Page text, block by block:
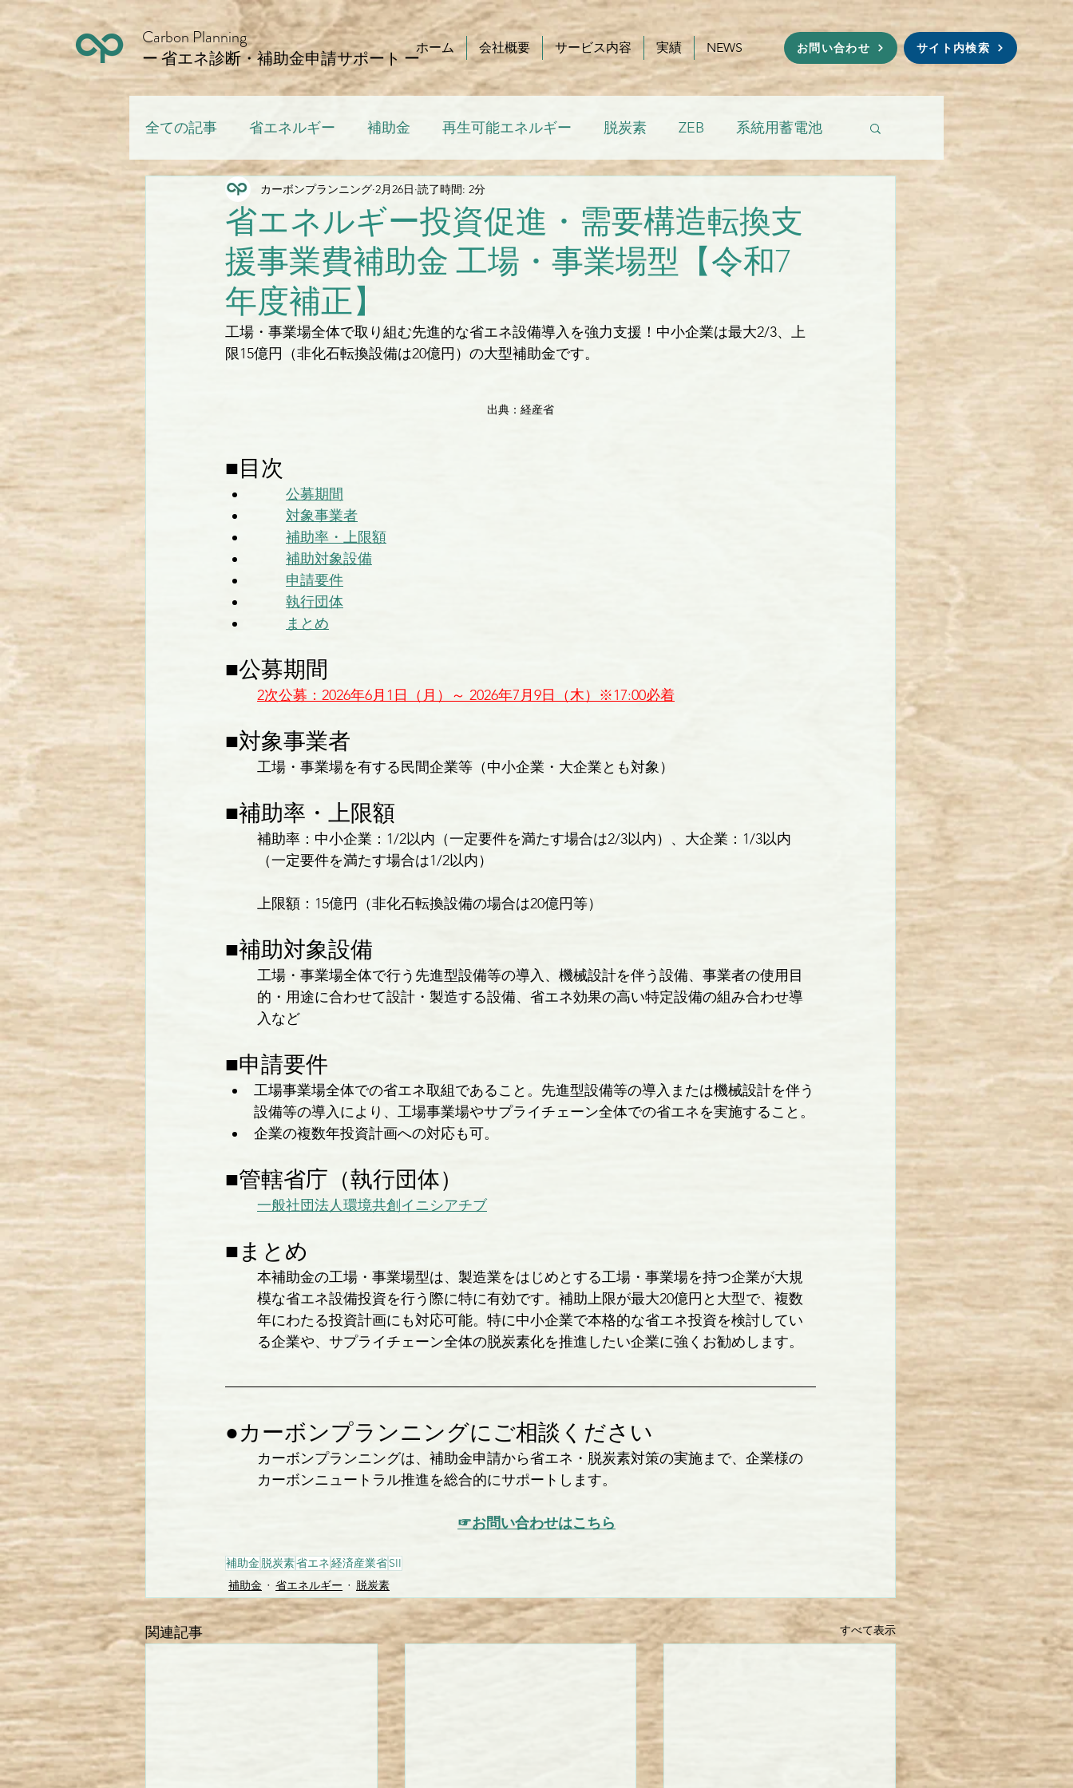
Carbon Planning
ー 省エネ診断・補助金申請サポート ーホーム 会社概要 サービス内容 実績 NEWS お問い合わせ サイト内検索
全ての記事 省エネルギー 補助金 再生可能エネルギー 脱炭素 ZEB 系統用蓄電池
省エネルギー投資促進・需要構造転換支
援事業費補助金 工場・事業場型【令和7
年度補正】
カーボンプランニング 2月26日 読了時間: 2分
工場・事業場全体で取り組む先進的な省エネ設備導入を強力支援！中小企業は最大2/3、上
限15億円（非化石転換設備は20億円）の大型補助金です。
出典：経産省
■目次
公募期間
対象事業者
補助率・上限額
補助対象設備
申請要件
執行団体
まとめ
■公募期間
2次公募：2026年6月1日（月）～ 2026年7月9日（木）※17:00必着
■対象事業者
工場・事業場を有する民間企業等（中小企業・大企業とも対象）
■補助率・上限額
補助率：中小企業：1/2以内（一定要件を満たす場合は2/3以内）、大企業：1/3以内
（一定要件を満たす場合は1/2以内）
上限額：15億円（非化石転換設備の場合は20億円等）
■補助対象設備
工場・事業場全体で行う先進型設備等の導入、機械設計を伴う設備、事業者の使用目
的・用途に合わせて設計・製造する設備、省エネ効果の高い特定設備の組み合わせ導
入など
■申請要件
工場事業場全体での省エネ取組であること。先進型設備等の導入または機械設計を伴う
設備等の導入により、工場事業場やサプライチェーン全体での省エネを実施すること。
企業の複数年投資計画への対応も可。
■管轄省庁（執行団体）
一般社団法人環境共創イニシアチブ
■まとめ
本補助金の工場・事業場型は、製造業をはじめとする工場・事業場を持つ企業が大規
模な省エネ設備投資を行う際に特に有効です。補助上限が最大20億円と大型で、複数
年にわたる投資計画にも対応可能。特に中小企業で本格的な省エネ投資を検討してい
る企業や、サプライチェーン全体の脱炭素化を推進したい企業に強くお勧めします。
●カーボンプランニングにご相談ください
カーボンプランニングは、補助金申請から省エネ・脱炭素対策の実施まで、企業様の
カーボンニュートラル推進を総合的にサポートします。
☞お問い合わせはこちら
補助金 脱炭素省エネ経済産業省SII
補助金
省エネルギー 脱炭素
関連記事 すべて表示